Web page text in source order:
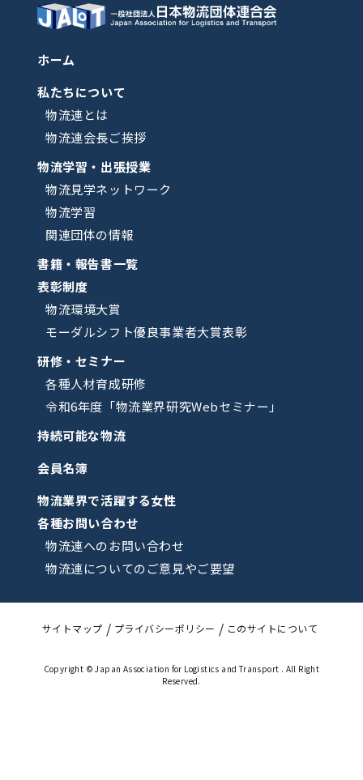
ホーム
私たちについて
物流連とは
物流連会長ご挨拶
物流学習・出張授業
物流見学ネットワーク
物流学習
関連団体の情報
書籍・報告書一覧
表彰制度
物流環境大賞
モーダルシフト優良事業者大賞表彰
研修・セミナー
各種人材育成研修
令和6年度「物流業界研究Webセミナー」
持続可能な物流
会員名簿
物流業界で活躍する女性
各種お問い合わせ
物流連へのお問い合わせ
物流連についてのご意見やご要望
サイトマップ プライバシーポリシー このサイトについて
Copyright © Japan Association for Logistics and Transport . All Right
Reserved.